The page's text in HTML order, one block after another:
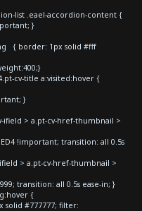
list .eael-accordion-content {
}
{ border: 1px solid #fff
cv-title a:visited:hover {
}
> a.pt-cv-href-thumbnail >
!important; transition: all 0.5s
> a.pt-cv-href-thumbnail >
transition: all 0.5s ease-in; }
{
solid #777777; filter: